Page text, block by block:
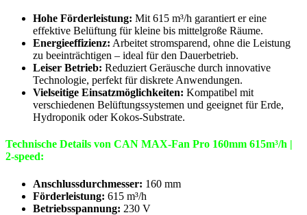
Hohe Förderleistung: Mit 615 m³/h garantiert er eine
effektive Belüftung für kleine bis mittelgroße Räume.
Energieeffizienz: Arbeitet stromsparend, ohne die Leistung
zu beeinträchtigen – ideal für den Dauerbetrieb.
Leiser Betrieb: Reduziert Geräusche durch innovative
Technologie, perfekt für diskrete Anwendungen.
Vielseitige Einsatzmöglichkeiten: Kompatibel mit
verschiedenen Belüftungssystemen und geeignet für Erde,
Hydroponik oder Kokos-Substrate.
Technische Details von CAN MAX-Fan Pro 160mm 615m³/h |
2-speed:
Anschlussdurchmesser: 160 mm
Förderleistung: 615 m³/h
Betriebsspannung: 230 V